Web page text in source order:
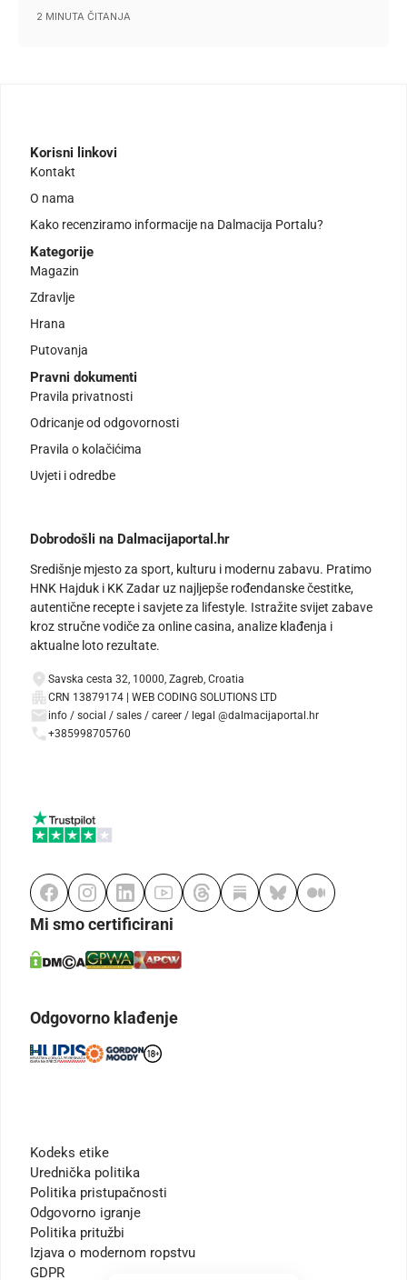
2 MINUTA ČITANJA
Korisni linkovi
Kontakt
O nama
Kako recenziramo informacije na Dalmacija Portalu?
Kategorije
Magazin
Zdravlje
Hrana
Putovanja
Pravni dokumenti
Pravila privatnosti
Odricanje od odgovornosti
Pravila o kolačićima
Uvjeti i odredbe
Dobrodošli na Dalmacijaportal.hr
Središnje mjesto za sport, kulturu i modernu zabavu. Pratimo
HNK Hajduk i KK Zadar uz najljepše rođendanske čestitke,
autentične recepte i savjete za lifestyle. Istražite svijet zabave
kroz stručne vodiče za online casina, analize klađenja i
aktualne loto rezultate.
Savska cesta 32, 10000, Zagreb, Croatia
CRN 13879174 | WEB CODING SOLUTIONS LTD
info / social / sales / career / legal @dalmacijaportal.hr
+385998705760
Mi smo certificirani
Odgovorno klađenje
Kodeks etike
Urednička politika
Politika pristupačnosti
Odgovorno igranje
Politika pritužbi
Izjava o modernom ropstvu
GDPR